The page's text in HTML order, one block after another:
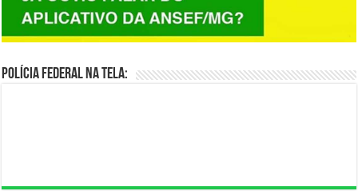
Polícia Federal na Tela: